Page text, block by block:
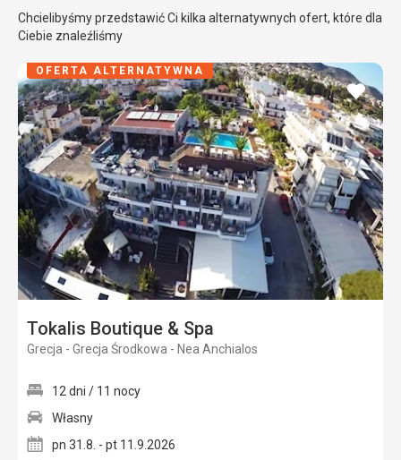
Chcielibyśmy przedstawić Ci kilka alternatywnych ofert, które dla
Ciebie znaleźliśmy
Tokalis Boutique & Spa
Grecja - Grecja Środkowa - Nea Anchialos
dodaj
do
12 dni / 11 nocy
Własny
pn 31.8. - pt 11.9.2026
OFERTA ALTERNATYWNA